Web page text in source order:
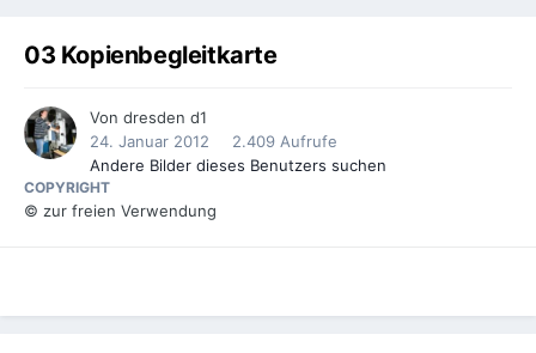
03 Kopienbegleitkarte
Von dresden d1
24. Januar 2012
2.409 Aufrufe
Andere Bilder dieses Benutzers suchen
COPYRIGHT
© zur freien Verwendung